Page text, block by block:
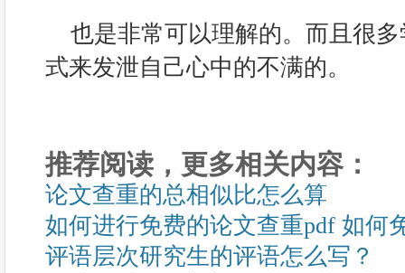
也是非常可以理解的。而且很
式来发泄自己心中的不满的。
推荐阅读，更多相关内容：
论文查重的总相似比怎么算
如何进行免费的论文查重pdf 如何
评语层次研究生的评语怎么写？